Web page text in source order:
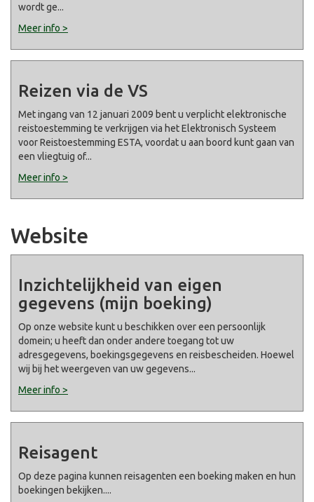
wordt ge...
Meer info >
Reizen via de VS
Met ingang van 12 januari 2009 bent u verplicht elektronische
reistoestemming te verkrijgen via het Elektronisch Systeem
voor Reistoestemming ESTA, voordat u aan boord kunt gaan van
een vliegtuig of...
Meer info >
Website
Inzichtelijkheid van eigen
gegevens (mijn boeking)
Op onze website kunt u beschikken over een persoonlijk
domein; u heeft dan onder andere toegang tot uw
adresgegevens, boekingsgegevens en reisbescheiden. Hoewel
wij bij het weergeven van uw gegevens...
Meer info >
Reisagent
Op deze pagina kunnen reisagenten een boeking maken en hun
boekingen bekijken....